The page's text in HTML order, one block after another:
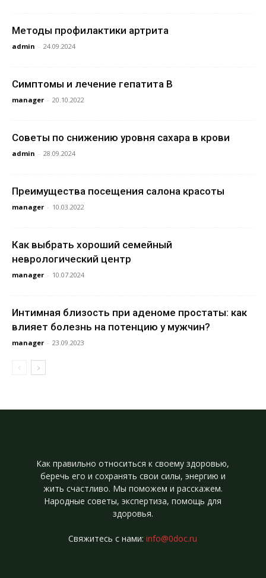
Методы профилактики артрита
admin - 24.09.2024
Симптомы и лечение гепатита В
manager - 20.10.2022
Советы по снижению уровня сахара в крови
admin - 28.09.2024
Преимущества посещения салона красоты
manager - 10.03.2022
Как выбрать хороший семейный
неврологический центр
manager - 10.07.2024
Интимная близость при аденоме простаты: как
влияет болезнь на потенцию у мужчин?
manager - 23.09.2023
Как правильно относиться к своему здоровью,
беречь его и сохранять свои силы, энергию и
жить счастливо. Мы поможем и расскажем.
Народные советы, экспертиза, помощь для
здоровья.
Свяжитесь с нами:info@0doc.ru